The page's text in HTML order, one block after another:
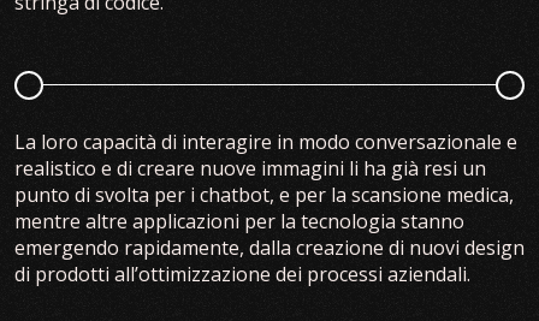
La loro capacità di interagire in modo conversazionale e
realistico e di creare nuove immagini li ha già resi un
punto di svolta per i chatbot, e per la scansione medica,
mentre altre applicazioni per la tecnologia stanno
emergendo rapidamente, dalla creazione di nuovi design
di prodotti all’ottimizzazione dei processi aziendali.